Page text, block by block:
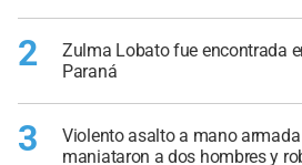
2
Zulma Lobato fue encontrada
Paraná
3
Violento asalto a mano
maniataron a dos hombres y